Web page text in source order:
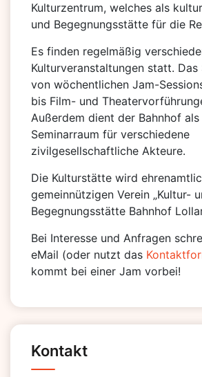
Kulturzentrum, welches als
und Begegnungsstätte für die
Es finden regelmäßig
Kulturveranstaltungen statt.
von wöchentlichen Jam-
bis Film- und
Außerdem dient der Bahnhof
Seminarraum für verschiedene
zivilgesellschaftliche Akteure.
Die Kulturstätte wird
gemeinnützigen Verein „Kultur-
Begegnungsstätte Bahnhof
Bei Interesse und Anfragen
eMail (oder nutzt das
kommt bei einer Jam vorbei!
Kontakt